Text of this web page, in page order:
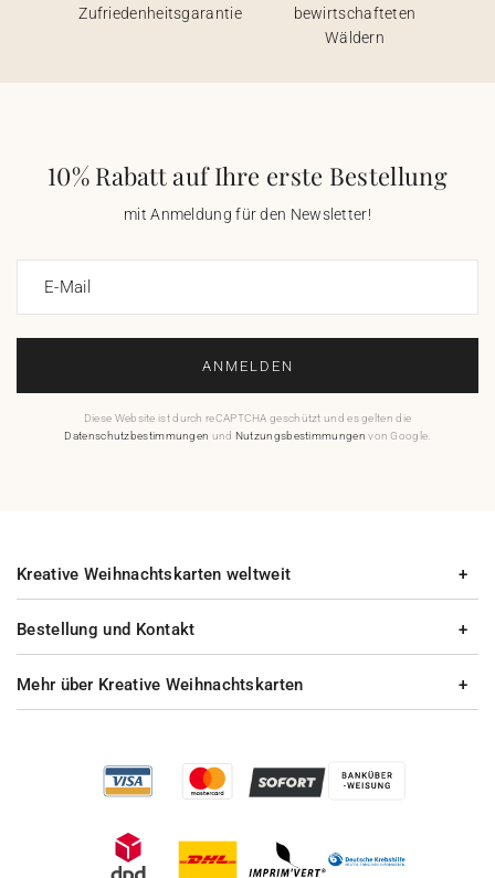
Zufriedenheitsgarantie
bewirtschafteten
Wäldern
10% Rabatt auf Ihre erste Bestellung
mit Anmeldung für den Newsletter!
E-Mail
ANMELDEN
Diese Website ist durch reCAPTCHA geschützt und es gelten die
Datenschutzbestimmungen und Nutzungsbestimmungen von Google.
Bestellung und Kontakt
Mehr über Kreative Weihnachtskarten
Kreative Weihnachtskarten weltweit